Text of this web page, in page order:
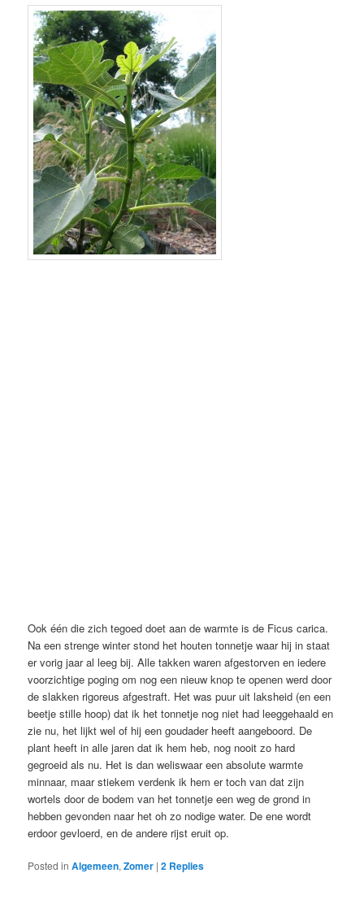
Ook één die zich tegoed doet aan de warmte is de Ficus carica.
Na een strenge winter stond het houten tonnetje waar hij in staat
er vorig jaar al leeg bij. Alle takken waren afgestorven en iedere
voorzichtige poging om nog een nieuw knop te openen werd door
de slakken rigoreus afgestraft. Het was puur uit laksheid (en een
beetje stille hoop) dat ik het tonnetje nog niet had leeggehaald en
zie nu, het lijkt wel of hij een goudader heeft aangeboord. De
plant heeft in alle jaren dat ik hem heb, nog nooit zo hard
gegroeid als nu. Het is dan weliswaar een absolute warmte
minnaar, maar stiekem verdenk ik hem er toch van dat zijn
wortels door de bodem van het tonnetje een weg de grond in
hebben gevonden naar het oh zo nodige water. De ene wordt
erdoor gevloerd, en de andere rijst eruit op.
Posted in Algemeen,Zomer |2 Replies